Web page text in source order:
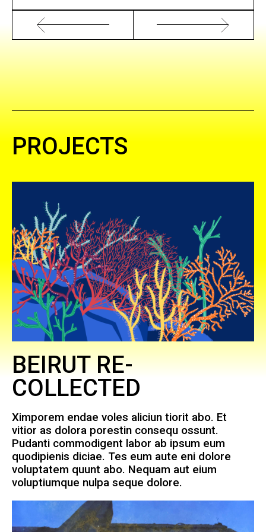
PROJECTS
BEIRUT RE-
COLLECTED
Ximporem endae voles aliciun tiorit abo. Et
vitior as dolora porestin consequ ossunt.
Pudanti commodigent labor ab ipsum eum
quodipienis diciae. Tes eum aute eni dolore
voluptatem quunt abo. Nequam aut eium
voluptiumque nulpa seque dolore.